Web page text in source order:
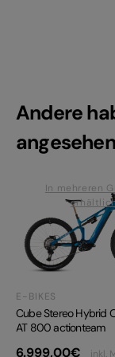
Andere
In mehreren
E-BIKES
Cube Stereo Hybrid
AT 800 actionteam
6.999,00€ inkl.